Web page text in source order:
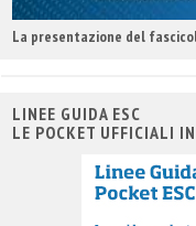
La presentazione del
LINEE GUIDA ESC
LE POCKET UFFICIALI